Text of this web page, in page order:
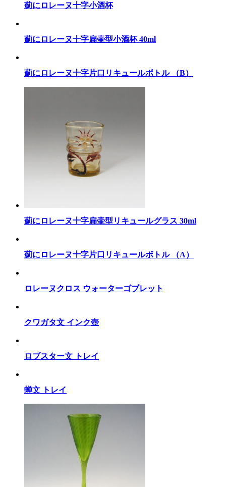
薊にロレーヌ十字小酒杯
薊にロレーヌ十字扁壷型小酒杯 40ml
薊にロレーヌ十字片口リキュールボトル （B）
薊にロレーヌ十字扁壷型リキュールグラス 30ml
薊にロレーヌ十字片口リキュールボトル （A）
ロレーヌクロス ウォーターゴブレット
クワガタ文 インク壺
ロブスター文 トレイ
蝉文 トレイ